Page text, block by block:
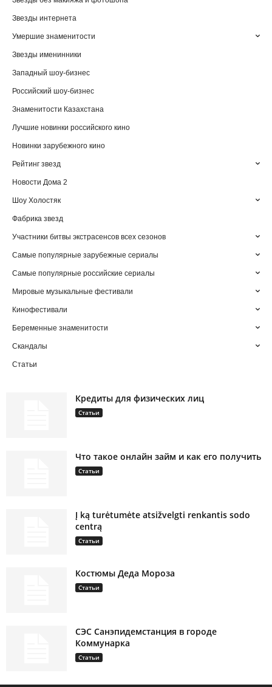
Звезды интернета
Умершие знаменитости
Звезды именинники
Западный шоу-бизнес
Российский шоу-бизнес
Знаменитости Казахстана
Лучшие новинки российского кино
Новинки зарубежного кино
Рейтинг звезд
Новости Дома 2
Шоу Холостяк
Фабрика звезд
Участники битвы экстрасенсов всех сезонов
Самые популярные зарубежные сериалы
Самые популярные российские сериалы
Мировые музыкальные фестивали
Кинофестивали
Беременные знаменитости
Скандалы
Статьи
Кредиты для физических лиц
Статьи
Что такое онлайн займ и как его получить
Статьи
Į ką turėtumėte atsižvelgti renkantis sodo
centrą
Статьи
Костюмы Деда Мороза
Статьи
СЭС Санэпидемстанция в городе
Коммунарка
Статьи